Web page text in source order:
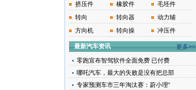
挤压件
橡胶件
毛坯件
转向
转向器
动力辅
方向机
转向操 冲压件
最新汽车资讯
更多>>
零跑宣布智驾软件全面免费 已付费
哪吒汽车，最大的失败是没有把总部
专家预测车市三年淘汰赛：蔚小理“